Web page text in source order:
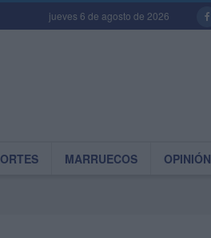
jueves 6 de agosto de 2026
MARRUECOS OPINIÓN